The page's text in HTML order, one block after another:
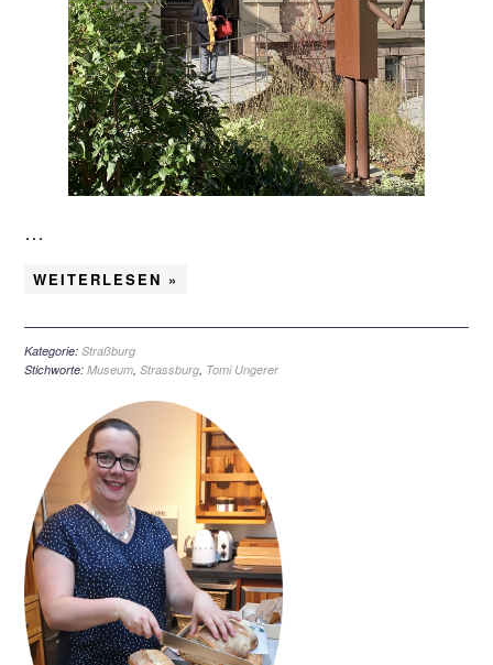
…
WEITERLESEN »
Kategorie:Straßburg
Stichworte:Museum,Strassburg, Tomi Ungerer